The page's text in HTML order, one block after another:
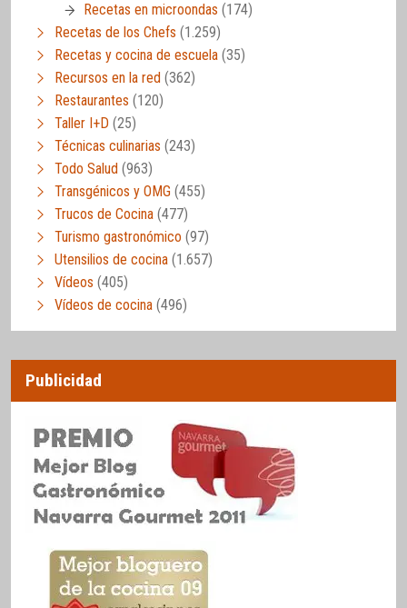
Recetas en microondas (174)
Recetas de los Chefs (1.259)
Recetas y cocina de escuela (35)
Recursos en la red (362)
Restaurantes (120)
Taller I+D (25)
Técnicas culinarias (243)
Todo Salud (963)
Transgénicos y OMG (455)
Trucos de Cocina (477)
Turismo gastronómico (97)
Utensilios de cocina (1.657)
Vídeos (405)
Vídeos de cocina (496)
Publicidad